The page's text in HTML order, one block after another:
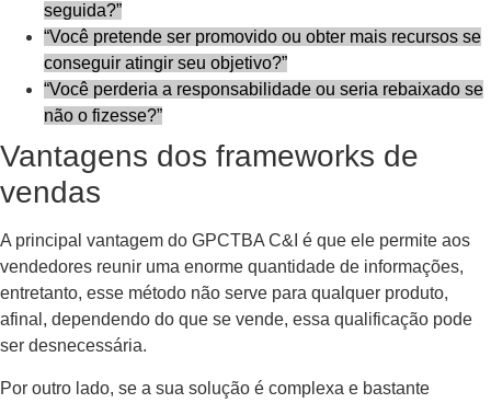
seguida?”
“Você pretende ser promovido ou obter mais recursos se
conseguir atingir seu objetivo?”
“Você perderia a responsabilidade ou seria rebaixado se
não o fizesse?”
Vantagens dos frameworks de
vendas
A principal vantagem do GPCTBA C&I é que ele permite aos
vendedores reunir uma enorme quantidade de informações,
entretanto, esse método não serve para qualquer produto,
afinal, dependendo do que se vende, essa qualificação pode
ser desnecessária.
Por outro lado, se a sua solução é complexa e bastante